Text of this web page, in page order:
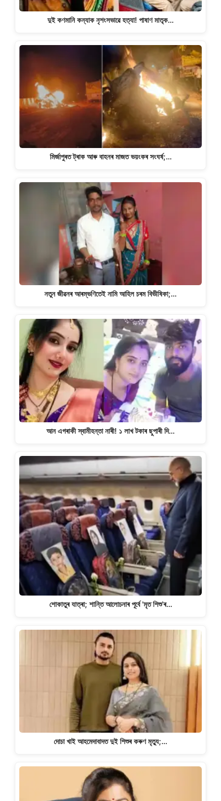
দুই কণমানি কন্যাক নৃশংসভাৱে হত্যা! পাষাণ মাতৃক…
মিৰ্জাপুৰত ট্ৰাক আৰু বাহনৰ মাজত ভয়ংকৰ সংঘৰ্ষ;…
নতুন জীৱনৰ আৰম্ভণিতেই নামি আহিল চৰম বিভীষিকা;…
আন এগৰাকী স্বামীহন্তা নাৰী! ১ লাখ টকাৰ ছুপাৰী দি…
শোকাতুৰ যাত্ৰা; শান্তি আলোচনাৰ পূৰ্বে 'মৃত শিশু’ৰ…
দোচা খাই আহমেদাবাদত দুই শিশুৰ কৰুণ মৃত্যু;…